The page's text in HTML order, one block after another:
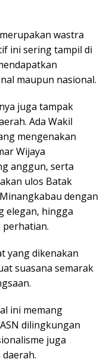
wastra
ini sering tampil di
maupun nasional.
juga tampak
Ada Wakil
mengenakan
Wijaya
anggun, serta
ulos Batak
dengan
elegan, hingga
perhatian.
yang dikenakan
suasana semarak
ini memang
dilingkungan
juga